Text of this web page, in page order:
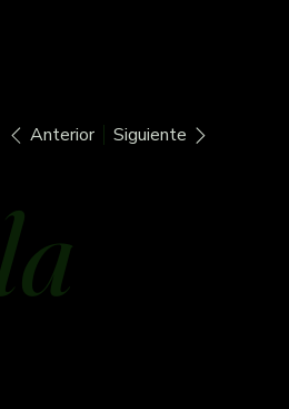
Anterior Siguiente